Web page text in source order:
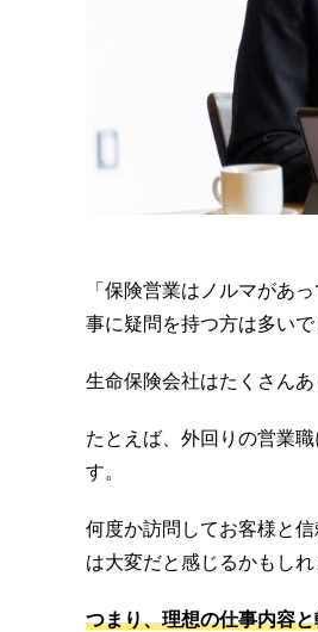
「保険営業はノルマがあ
事に疑問を持つ方は多いで
生命保険会社はたくさん
たとえば、外回りの営業
す。
何度か訪問してお客様と
は大変だと感じるかもしれ
つまり、理想の仕事内容